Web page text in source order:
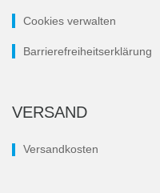
Cookies verwalten
Barrierefreiheitserklärung
VERSAND
Versandkosten